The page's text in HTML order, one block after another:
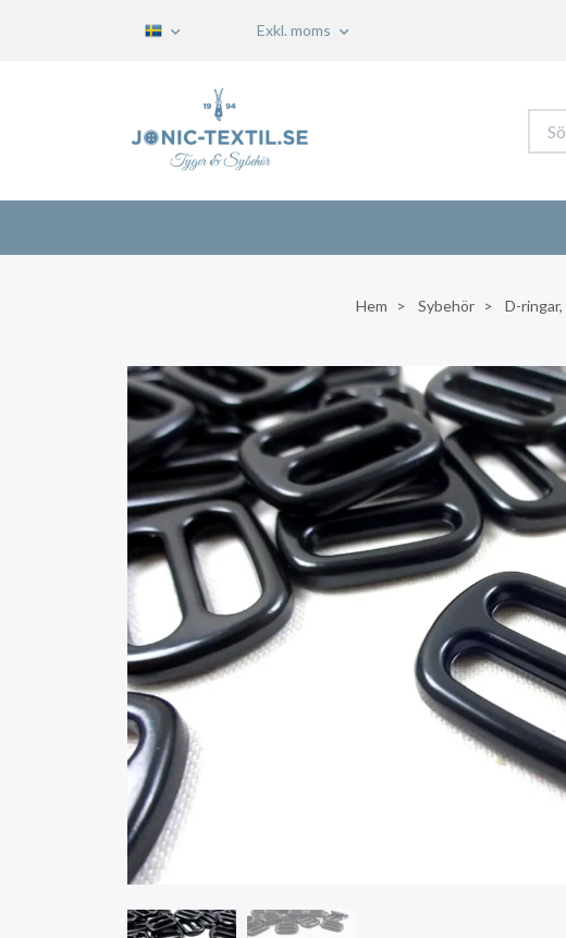
Exkl. moms
Hem Sybehör D-ringar,